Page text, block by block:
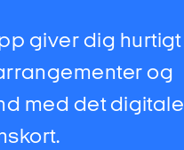
giver dig hurtigt
og
med det digitale